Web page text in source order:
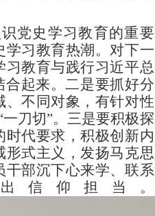
党史学习教育的重要
学习教育热潮。对下一
习教育与践行习近平总
合起来。二是要抓好分
、不同对象，有针对性
一刀切”。三是要积极探
代要求，积极创新内
式主义，发扬马克思
干部沉下心来学、联系
信仰担当。